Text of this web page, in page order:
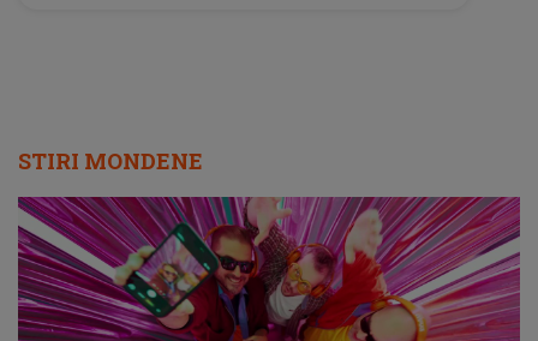
STIRI MONDENE